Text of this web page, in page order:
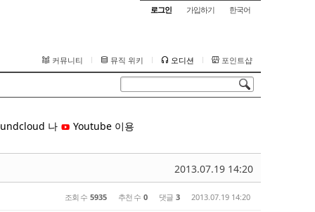
로그인 가입하기 한국어
커뮤니티 뮤직 위키 오디션 포인트샵
나 Youtube 이용
2013.07.19 14:20
조회 수 5935 추천 수 0 댓글 3 2013.07.19 14:20